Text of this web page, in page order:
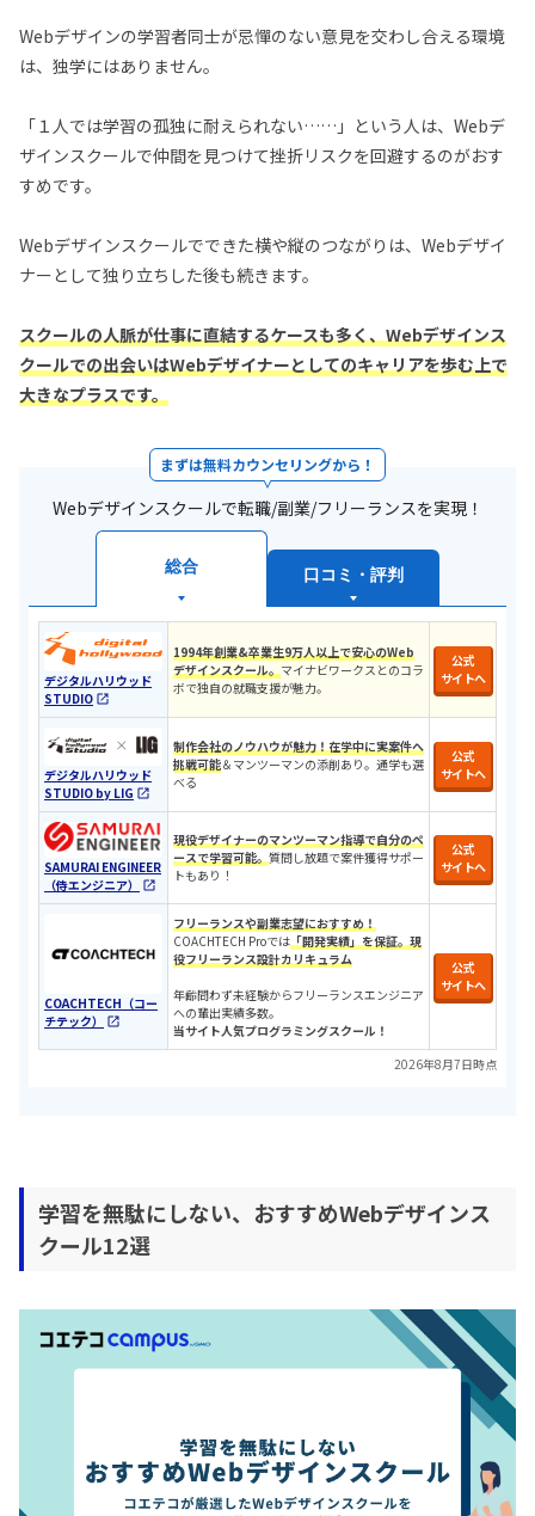
Webデザインの学習者同士が忌憚のない意見を交わし合える環境
は、独学にはありません。
「１人では学習の孤独に耐えられない……」という人は、Webデ
ザインスクールで仲間を見つけて挫折リスクを回避するのがおす
すめです。
Webデザインスクールでできた横や縦のつながりは、Webデザイ
ナーとして独り立ちした後も続きます。
スクールの人脈が仕事に直結するケースも多く、Webデザインス
クールでの出会いはWebデザイナーとしてのキャリアを歩む上で
大きなプラスです。
まずは無料カウンセリングから！
Webデザインスクールで転職/副業/フリーランスを実現！
総合 口コミ・評判
デジタルハリウッド
STUDIO
1994年創業&卒業生9万人以上で安心のWeb
デザインスクール。 マイナビワークスとのコラ
ボで独自の就職支援が魅力。
公式
サイトへ
デジタルハリウッド
STUDIO by LIG
制作会社のノウハウが魅力！在学中に実案件へ
挑戦可能＆マンツーマンの添削あり。通学も選
べる
公式
サイトへ
SAMURAI ENGINEER
（侍エンジニア）
現役デザイナーのマンツーマン指導で自分のペ
ースで学習可能。質問し放題で案件獲得サポー
トもあり！
公式
サイトへ
COACHTECH（コー
チテック）
フリーランスや副業志望におすすめ！
COACHTECH Proでは 「開発実績」を保証。現
役フリーランス設計カリキュラム
年齢問わず未経験からフリーランスエンジニア
への輩出実績多数。
当サイト人気プログラミングスクール！
公式
サイトへ
2026年8月7日時点
学習を無駄にしない、おすすめWebデザインス
クール12選